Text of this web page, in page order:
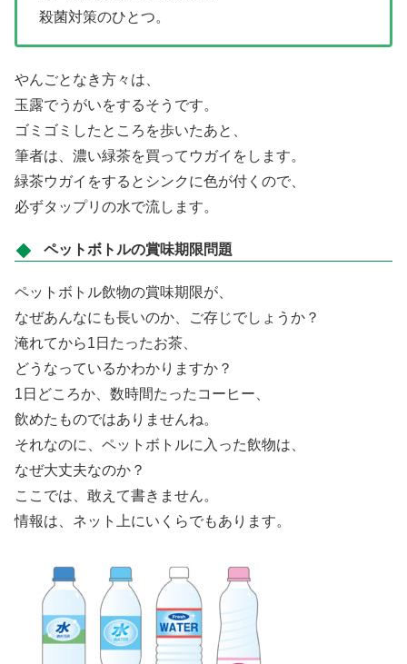
殺菌対策のひとつ。
やんごとなき方々は、
玉露でうがいをするそうです。
ゴミゴミしたところを歩いたあと、
筆者は、濃い緑茶を買ってウガイをします。
緑茶ウガイをするとシンクに色が付くので、
必ずタップリの水で流します。
ペットボトルの賞味期限問題
ペットボトル飲物の賞味期限が、
なぜあんなにも長いのか、ご存じでしょうか？
淹れてから1日たったお茶、
どうなっているかわかりますか？
1日どころか、数時間たったコーヒー、
飲めたものではありませんね。
それなのに、ペットボトルに入った飲物は、
なぜ大丈夫なのか？
ここでは、敢えて書きません。
情報は、ネット上にいくらでもあります。